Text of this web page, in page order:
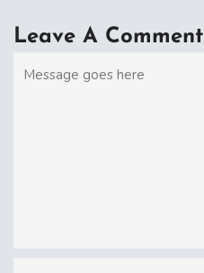
Leave A Comment